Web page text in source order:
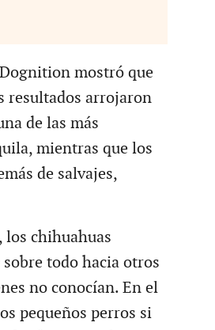
mostró que
resultados arrojaron
de las más
mientras que los
de salvajes,
los chihuahuas
todo hacia otros
no conocían. En el
pequeños perros si